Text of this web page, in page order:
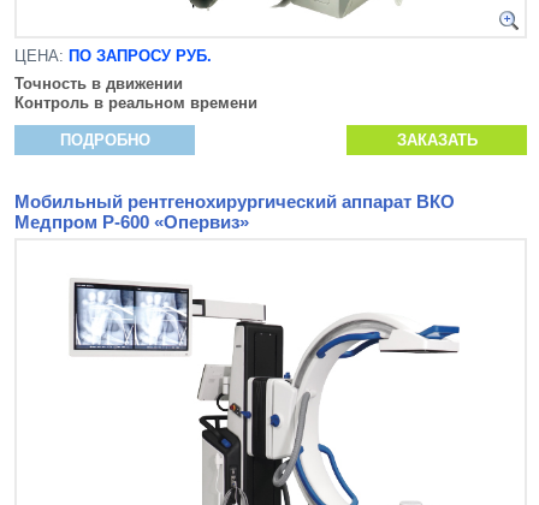
ЦЕНА: ПО ЗАПРОСУ РУБ.
Точность в движении
Контроль в реальном времени
ПОДРОБНО ЗАКАЗАТЬ
Мобильный рентгенохирургический аппарат ВКО
Медпром Р-600 «Опервиз»